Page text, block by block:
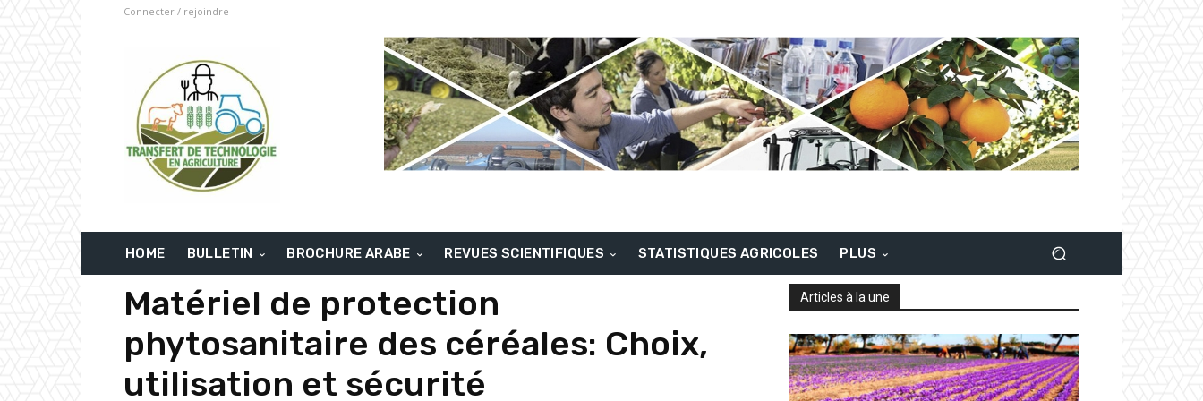
Connecter / rejoindre
HOME BULLETIN BROCHURE ARABE REVUES SCIENTIFIQUES STATISTIQUES AGRICOLES PLUS
Matériel de protection
phytosanitaire des céréales: Choix,
utilisation et sécurité
Articles à la une